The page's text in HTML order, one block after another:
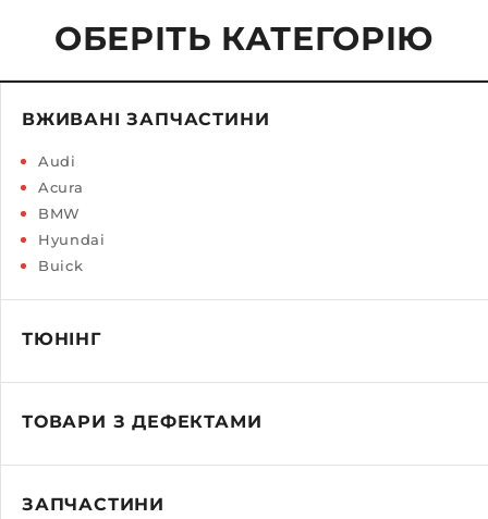
ОБЕРІТЬ КАТЕГОРІЮ
ВЖИВАНІ ЗАПЧАСТИНИ
Audi
Acura
BMW
Hyundai
Buick
ТЮНІНГ
ТОВАРИ З ДЕФЕКТАМИ
ЗАПЧАСТИНИ